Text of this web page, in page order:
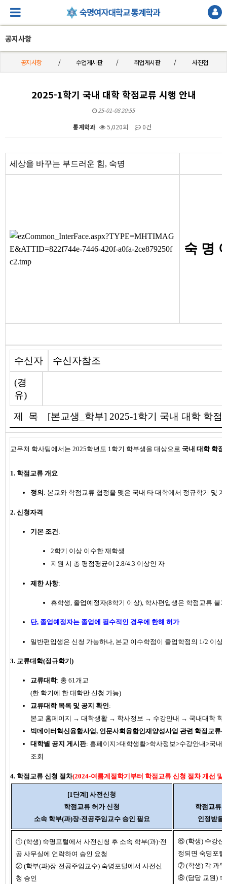
공지사항
공지사항 수업게시판 취업게시판 사진첩
2025-1학기 국내 대학 학점교류 시행 안내
25-01-08 20:55
통계학과 5,020회 0건
본문
세상을 바꾸는 부드러운 힘, 숙명
숙 명
수신자 수신자참조
(경
유)
제 목
[본교생_학부] 2025-1학기 국내 대학 학점
교무처 학사팀에서는 2025학년도 1학기 학부생을 대상으로 국내 대학 학점
1. 학점교류 개요
정의 : 본교와 학점교류 협정을 맺은 국내 타 대학에서 정규학기 및
2. 신청자격
기본 조건 :
2학기 이상 이수한 재학생
지원 시 총 평점평균이 2.8/4.3 이상인 자
제한 사항:
휴학생, 졸업예정자(8학기 이상), 학사편입생은 학점교류 불가
단, 졸업예정자는 졸업에 필수적인 경우에 한해 허가
일반편입생은 신청 가능하나, 본교 이수학점이 졸업학점의 1/2 이상
3. 교류대학(정규학기)
교류대학: 총 61개교
(한 학기에 한 대학만 신청 가능)
교류대학 목록 및 공지 확인:
본교 홈페이지 → 대학생활 → 학사정보 → 수강안내 → 국내대학 학
빅데이터혁신융합사업, 인문사회융합인재양성사업 관련 학점교류
대학별 공지 게시판: 홈페이지>대학생활>학사정보>수강안내>국내
조회
4. 학점교류 신청 절차(2024-여름계절학기부터 학점교류 신청 절차 개선 및
[1단계] 사전신청
학점교류 허가 신청
소속 학부(과)장·전공주임교수 승인 필요
학점교류
인정받을
① (학생) 숙명포털에서 사전신청 후 소속 학부(과)·전
공 사무실에 연락하여 승인 요청
② (학부(과)장·전공주임교수) 숙명포털에서 사전신
청 승인
⑥ (학생) 수강신
정되면 숙명포
⑦ (학생) 각 과목
⑧ (담당 교원) 숙